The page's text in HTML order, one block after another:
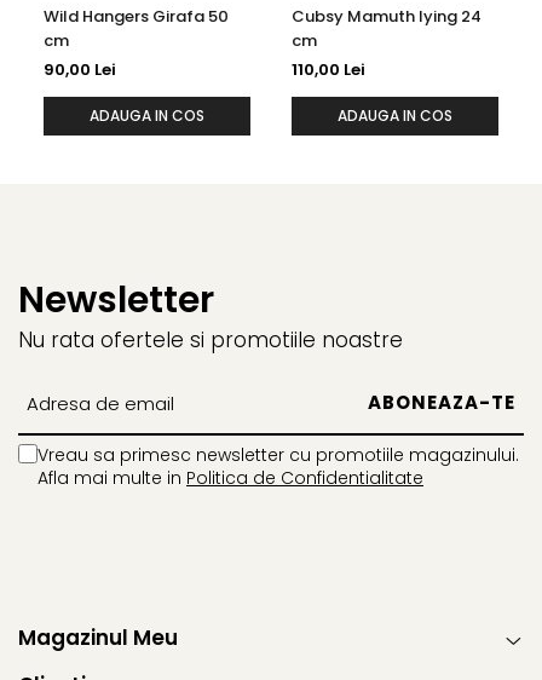
Wild Hangers Girafa 50
cm
90,00 Lei
ADAUGA IN COS
Cubsy Mamuth lying 24
cm
110,00 Lei
ADAUGA IN COS
Newsletter
Nu rata ofertele si promotiile noastre
Vreau sa primesc newsletter cu promotiile magazinului.
Afla mai multe in Politica de Confidentialitate
Magazinul Meu